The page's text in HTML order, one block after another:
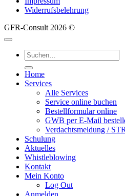
Widerrufsbelehrung
GFR-Consult 2026 ©
Suche
nach:
Home
Services
Alle Services
Service online buchen
Bestellformular online
GWB per E-Mail
Verdachtsmeldung / STR
Schulung
Aktuelles
Whistleblowing
Kontakt
Mein Konto
Log Out
Anmelden